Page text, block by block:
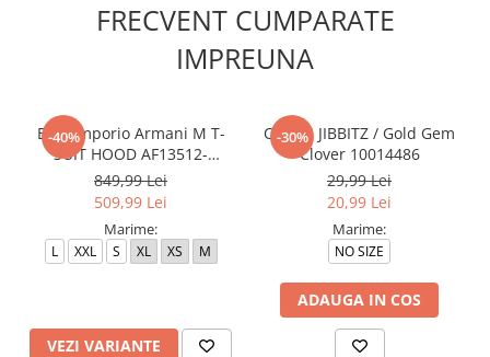
FRECVENT CUMPARATE
IMPREUNA
-40%
EA7 Emporio Armani M T-
SUIT HOOD AF13512-
7M000236-UC001
849,99 Lei
509,99 Lei
Marime:
L XXL S XL XS M
VEZI VARIANTE
-30%
CROCS JIBBITZ / Gold Gem
Clover 10014486
29,99 Lei
20,99 Lei
Marime:
NO SIZE
ADAUGA IN COS